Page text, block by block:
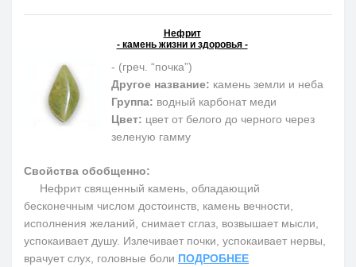
Нефрит
- камень жизни и здоровья -
- (греч. “почка”)
Другое название: камень земли и неба
Группа: водный карбонат меди
Цвет: цвет от белого до черного через
зеленую гамму
Свойства обобщенно:
Нефрит священный камень, обладающий
бесконечным числом достоинств, камень вечности,
исполнения желаний, снимает сглаз, возвышает мысли,
успокаивает душу. Излечивает почки, успокаивает нервы,
врачует слух, головные боли ПОДРОБНЕЕ